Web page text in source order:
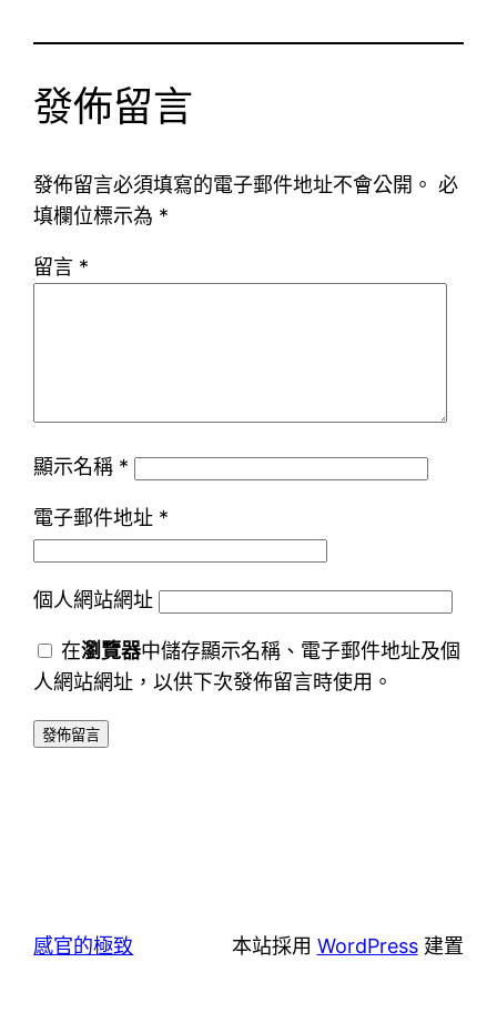
發佈留言
發佈留言必須填寫的電子郵件地址不會公開。 必
填欄位標示為 *
留言 *
顯示名稱 *
電子郵件地址 *
個人網站網址
在瀏覽器中儲存顯示名稱、電子郵件地址及個
人網站網址，以供下次發佈留言時使用。
感官的極致 本站採用 WordPress建置